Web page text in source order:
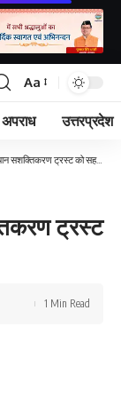
Font
Resizer
Aa
अपराध उत्तरप्रदेश
ट्रस्ट को सहयोग देने हेतु आश्वासन
ट्रस्ट
1 Min Read